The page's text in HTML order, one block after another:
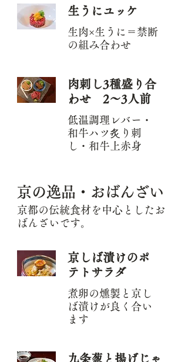
生うにユッケ
生肉×生うに＝禁断
の組み合わせ
肉刺し3種盛り合
わせ 2～3人前
低温調理レバー・
和牛ハツ炙り刺
し・和牛上赤身
京の逸品・おばんざい
京都の伝統食材を中心としたお
ばんざいです。
京しば漬けのポ
テトサラダ
煮卵の燻製と京し
ば漬けが良く合い
ます
九条葱と揚げじゃ